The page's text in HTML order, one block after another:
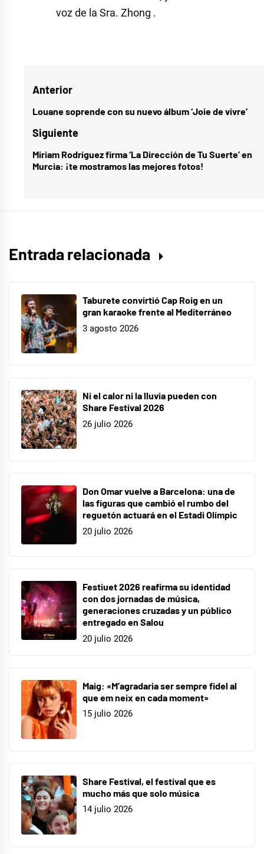
voz de la Sra. Zhong .
musical
Más
la
Navegación
de
entradas
Anterior
Entrada
anterior:
Louane soprende con su nuevo álbum ‘Joie de vivre’
Siguiente
Entrada
siguiente:
Miriam Rodríguez firma ‘La Dirección de Tu Suerte’ en
Murcia: ¡te mostramos las mejores fotos!
Entrada relacionada
Taburete convirtió Cap Roig en un
gran karaoke frente al Mediterráneo
3 agosto 2026
Ni el calor ni la lluvia pueden con
Share Festival 2026
26 julio 2026
Don Omar vuelve a Barcelona: una de
las figuras que cambió el rumbo del
reguetón actuará en el Estadi Olímpic
20 julio 2026
Festiuet 2026 reafirma su identidad
con dos jornadas de música,
generaciones cruzadas y un público
entregado en Salou
20 julio 2026
Maig: «M’agradaria ser sempre fidel al
que em neix en cada moment»
15 julio 2026
Share Festival, el festival que es
mucho más que solo música
14 julio 2026